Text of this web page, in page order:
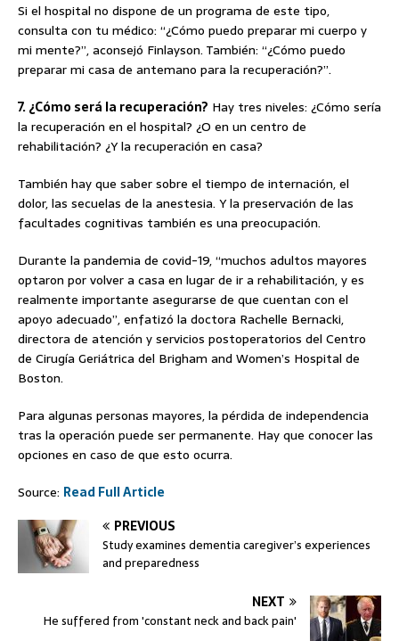
Si el hospital no dispone de un programa de este tipo,
consulta con tu médico: “¿Cómo puedo preparar mi cuerpo y
mi mente?”, aconsejó Finlayson. También: “¿Cómo puedo
preparar mi casa de antemano para la recuperación?”.
7. ¿Cómo será la recuperación? Hay tres niveles: ¿Cómo sería
la recuperación en el hospital? ¿O en un centro de
rehabilitación? ¿Y la recuperación en casa?
También hay que saber sobre el tiempo de internación, el
dolor, las secuelas de la anestesia. Y la preservación de las
facultades cognitivas también es una preocupación.
Durante la pandemia de covid-19, “muchos adultos mayores
optaron por volver a casa en lugar de ir a rehabilitación, y es
realmente importante asegurarse de que cuentan con el
apoyo adecuado”, enfatizó la doctora Rachelle Bernacki,
directora de atención y servicios postoperatorios del Centro
de Cirugía Geriátrica del Brigham and Women’s Hospital de
Boston.
Para algunas personas mayores, la pérdida de independencia
tras la operación puede ser permanente. Hay que conocer las
opciones en caso de que esto ocurra.
Source: Read Full Article
PREVIOUS
Study examines dementia caregiver’s experiences
and preparedness
NEXT
He suffered from 'constant neck and back pain'